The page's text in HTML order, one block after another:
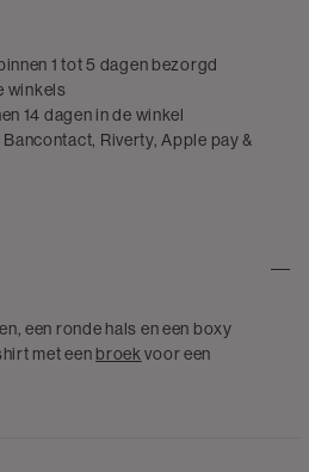
1 tot 5 dagen bezorgd
winkels
14 dagen in de winkel
Riverty, Apple pay &
een ronde hals en een boxy
met een broek voor een